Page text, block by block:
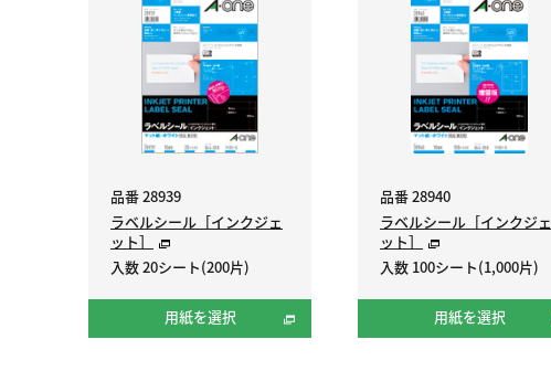
品番 28939
ラベルシール［インクジェ
ット］
入数 20シート(200片)
用紙を選択
品番 28940
ラベルシール［インクジェ
ット］
入数 100シート(1,000片)
用紙を選択